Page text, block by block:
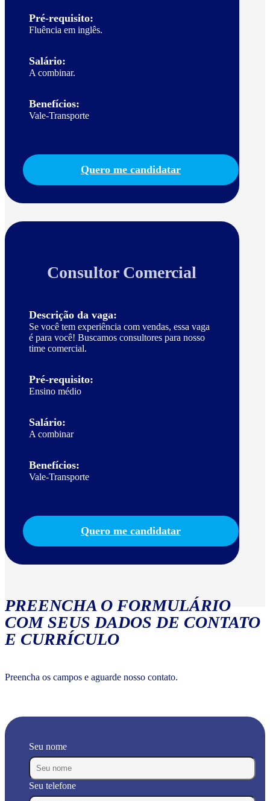
Pré-requisito:
Fluência em inglês.
Salário:
A combinar.
Benefícios:
Vale-Transporte
Quero me candidatar
Consultor Comercial
Descrição da vaga:
Se você tem experiência com vendas, essa vaga
é para você! Buscamos consultores para nosso
time comercial.
Pré-requisito:
Ensino médio
Salário:
A combinar
Benefícios:
Vale-Transporte
Quero me candidatar
PREENCHA O FORMULÁRIO
COM SEUS DADOS DE CONTATO
E CURRÍCULO
Preencha os campos e aguarde nosso contato.
Seu nome
Seu telefone